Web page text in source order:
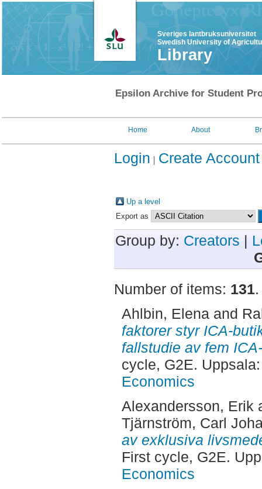
Sveriges lantbruksuniversitet
Swedish University of
Library
Epsilon Archive for Student
Home About
Login Create Account
Up a level
Export as
Group by: Creators |
Number of items: 131.
Ahlbin, Elenaand
faktorer styr ICA-
fallstudie av fem
cycle, G2E.
Economics
Alexandersson, Erik
Tjärnström, Carl
av exklusiva
First cycle, G2E.
Economics